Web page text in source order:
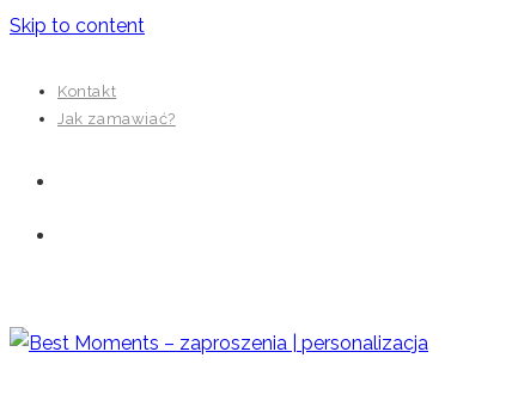
Skip to content
Kontakt
Jak zamawiać?